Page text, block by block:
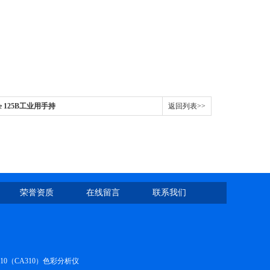
125B工业用手持 返回列表>>
荣誉资质 在线留言 联系我们
（CA310）色彩分析仪